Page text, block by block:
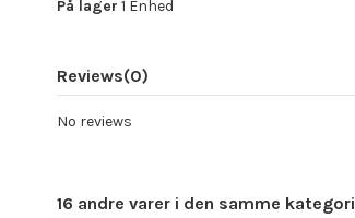
På lager 1 Enhed
Reviews(0)
No reviews
16 andre varer i den samme